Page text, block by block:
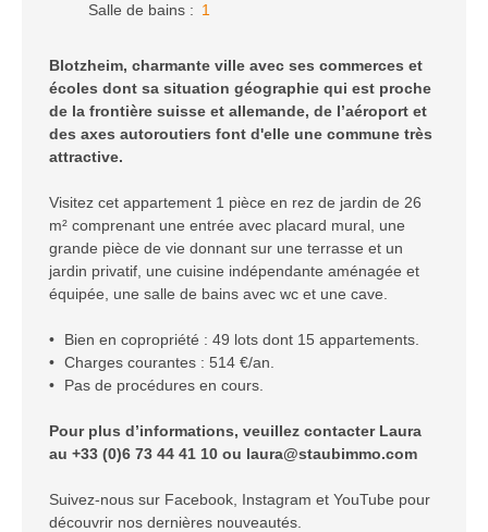
Salle de bains : 1
Blotzheim, charmante ville avec ses commerces et
écoles dont sa situation géographie qui est proche
de la frontière suisse et allemande, de l’aéroport et
des axes autoroutiers font d'elle une commune très
attractive.
Visitez cet appartement 1 pièce en rez de jardin de 26
m² comprenant une entrée avec placard mural, une
grande pièce de vie donnant sur une terrasse et un
jardin privatif, une cuisine indépendante aménagée et
équipée, une salle de bains avec wc et une cave.
Bien en copropriété : 49 lots dont 15 appartements.
Charges courantes : 514 €/an.
Pas de procédures en cours.
Pour plus d’informations, veuillez contacter Laura
au +33 (0)6 73 44 41 10 ou laura@staubimmo.com
Suivez-nous sur Facebook, Instagram et YouTube pour
découvrir nos dernières nouveautés.